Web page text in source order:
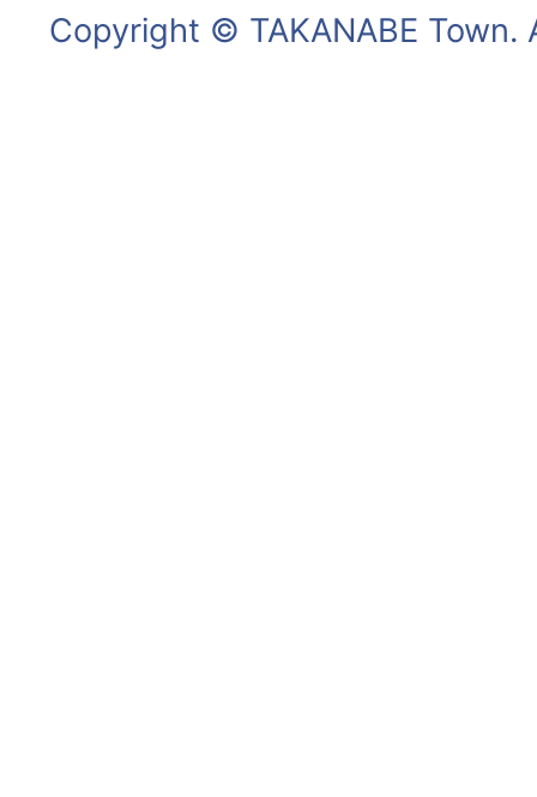
Copyright © TAKANABE Town.